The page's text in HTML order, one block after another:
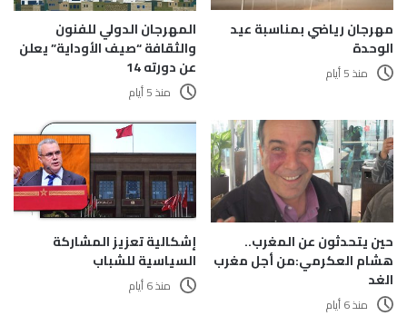
مهرجان رياضي بمناسبة عيد
الوحدة
منذ 5 أيام
المهرجان الدولي للفنون
والثقافة “صيف الأوداية” يعلن
عن دورته 14
منذ 5 أيام
حين يتحدثون عن المغرب..
هشام العكرمي:من أجل مغرب
الغد
منذ 6 أيام
إشكالية تعزيز المشاركة
السياسية للشباب
منذ 6 أيام